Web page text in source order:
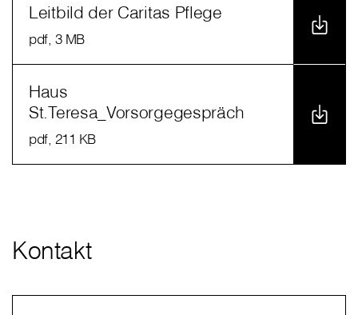
Leitbild der Caritas Pflege
pdf, 3 MB
Haus
St.Teresa_Vorsorgegespräch
pdf, 211 KB
Kontakt